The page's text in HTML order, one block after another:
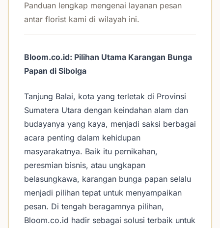
Panduan lengkap mengenai layanan pesan
antar florist kami di wilayah ini.
Bloom.co.id: Pilihan Utama Karangan Bunga
Papan di Sibolga
Tanjung Balai, kota yang terletak di Provinsi
Sumatera Utara dengan keindahan alam dan
budayanya yang kaya, menjadi saksi berbagai
acara penting dalam kehidupan
masyarakatnya. Baik itu pernikahan,
peresmian bisnis, atau ungkapan
belasungkawa, karangan bunga papan selalu
menjadi pilihan tepat untuk menyampaikan
pesan. Di tengah beragamnya pilihan,
Bloom.co.id hadir sebagai solusi terbaik untuk